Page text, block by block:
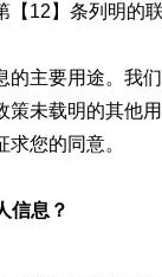
12】条列明的
主要用途。我
未载明的其他
您的同意。
信息？